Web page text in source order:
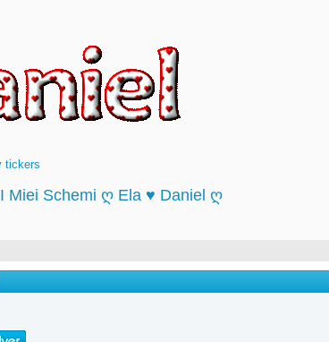
I Miei Schemi ღ Ela ♥ Daniel ღ